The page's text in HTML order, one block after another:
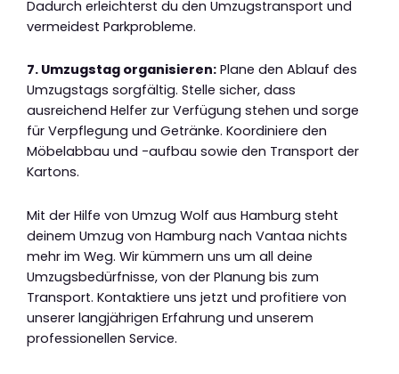
Dadurch erleichterst du den Umzugstransport und
vermeidest Parkprobleme.
7. Umzugstag organisieren: Plane den Ablauf des
Umzugstags sorgfältig. Stelle sicher, dass
ausreichend Helfer zur Verfügung stehen und sorge
für Verpflegung und Getränke. Koordiniere den
Möbelabbau und -aufbau sowie den Transport der
Kartons.
Mit der Hilfe von Umzug Wolf aus Hamburg steht
deinem Umzug von Hamburg nach Vantaa nichts
mehr im Weg. Wir kümmern uns um all deine
Umzugsbedürfnisse, von der Planung bis zum
Transport. Kontaktiere uns jetzt und profitiere von
unserer langjährigen Erfahrung und unserem
professionellen Service.